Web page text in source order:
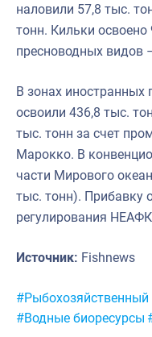
наловили 57,8 тыс.
тонн. Кильки освоено
пресноводных видов
В зонах иностранных
освоили 436,8 тыс.
тыс. тонн за счет
Марокко. В
части Мирового
тыс. тонн). Прибавку
регулирования
Источник: Fishnews
Метки:
#Рыбохозяйственный
#Водные биоресурсы